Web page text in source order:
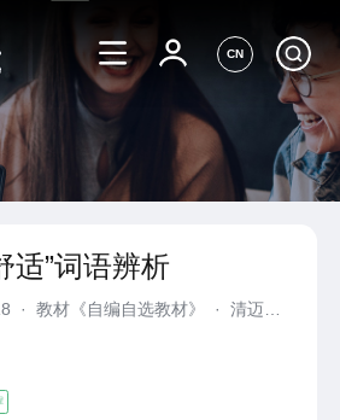
CN
适”词语辨析
· 教材《自编自选教材》 ·
清迈大